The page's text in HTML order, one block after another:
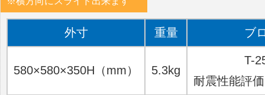
外寸 重量 ブ
580×580×350H（mm） 5.3kg
T-
耐震性能評